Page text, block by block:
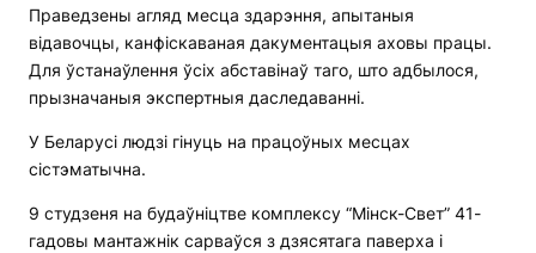
Праведзены агляд месца здарэння, апытаныя
відавочцы, канфіскаваная дакументацыя аховы працы.
Для ўстанаўлення ўсіх абставінаў таго, што адбылося,
прызначаныя экспертныя даследаванні.
У Беларусі людзі гінуць на працоўных месцах
сістэматычна.
9 студзеня на будаўніцтве комплексу “Мінск-Свет” 41-
гадовы мантажнік сарваўся з дзясятага паверха і